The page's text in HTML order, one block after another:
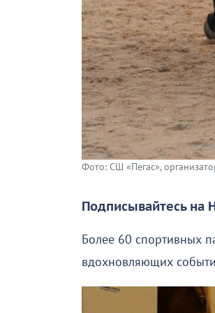
Фото: СШ «Пегас»,
Подписывайтесь на
Более 60 спортивных
вдохновляющих